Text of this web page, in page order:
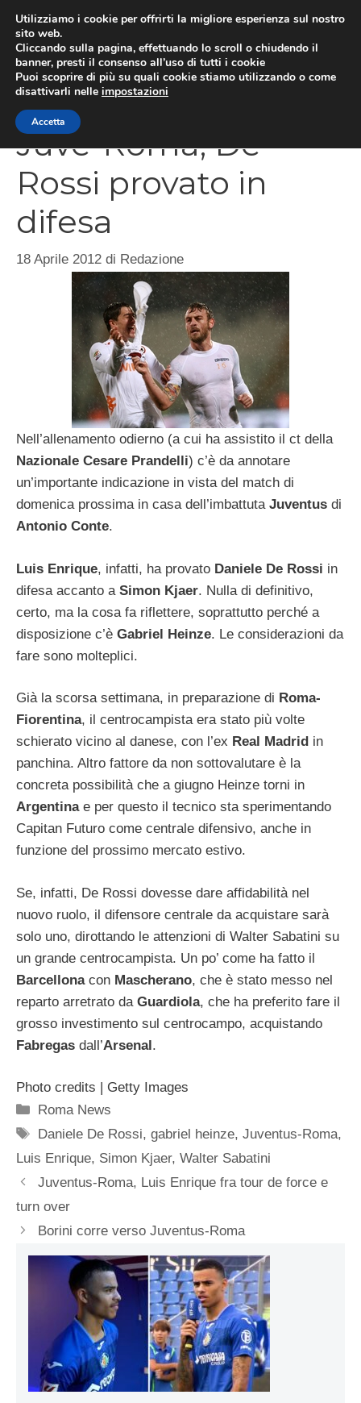
contenuto
Juve-Roma, De
Rossi provato in
difesa
18 Aprile 2012 di Redazione
Nell’allenamento odierno (a cui ha assistito il ct della
Nazionale Cesare Prandelli) c’è da annotare
un’importante indicazione in vista del match di
domenica prossima in casa dell’imbattuta Juventus di
Antonio Conte.
Luis Enrique, infatti, ha provato Daniele De Rossi in
difesa accanto a Simon Kjaer. Nulla di definitivo,
certo, ma la cosa fa riflettere, soprattutto perché a
disposizione c’è Gabriel Heinze. Le considerazioni da
fare sono molteplici.
Già la scorsa settimana, in preparazione di Roma-
Fiorentina, il centrocampista era stato più volte
schierato vicino al danese, con l’ex Real Madrid in
panchina. Altro fattore da non sottovalutare è la
concreta possibilità che a giugno Heinze torni in
Argentinae per questo il tecnico sta sperimentando
Capitan Futuro come centrale difensivo, anche in
funzione del prossimo mercato estivo.
Se, infatti, De Rossi dovesse dare affidabilità nel
nuovo ruolo, il difensore centrale da acquistare sarà
solo uno, dirottando le attenzioni di Walter Sabatini su
un grande centrocampista. Un po’ come ha fatto il
Barcellonacon Mascherano, che è stato messo nel
reparto arretrato da Guardiola, che ha preferito fare il
grosso investimento sul centrocampo, acquistando
Fabregas dall’Arsenal.
Photo credits | Getty Images
Categorie
Roma News
Tag
Daniele De Rossi,gabriel heinze,Juventus-Roma,
Luis Enrique, Simon Kjaer, Walter Sabatini
Juventus-Roma, Luis Enrique fra tour de force e
turn over
Borini corre verso Juventus-Roma
Utilizziamo i cookie per offrirti la migliore esperienza sul nostro
sito web.
Cliccando sulla pagina, effettuando lo scroll o chiudendo il
banner, presti il consenso all’uso di tutti i cookie
Puoi scoprire di più su quali cookie stiamo utilizzando o come
disattivarli nelle impostazioni
Accetta